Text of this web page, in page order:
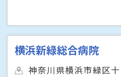
横浜新緑総合病院
神奈川県横浜市緑区